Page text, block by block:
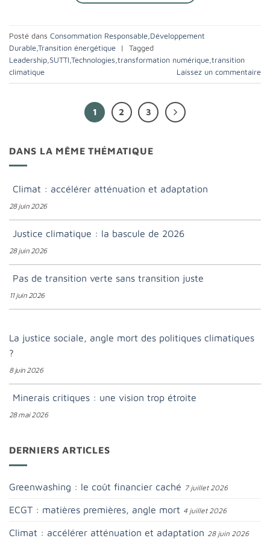
Posté dans Consommation Responsable Développement
Durable Transition énergétique |
Tagged
Leadership SUTTI Technologies transformation numérique transition
climatique
Laissez un commentaire
1 2 3
DANS LA MÊME THÉMATIQUE
Climat : accélérer atténuation et adaptation
28 juin 2026
Justice climatique : la bascule de 2026
28 juin 2026
Pas de transition verte sans transition juste
11 juin 2026
La justice sociale, angle mort des politiques climatiques
?
8 juin 2026
Minerais critiques : une vision trop étroite
28 mai 2026
DERNIERS ARTICLES
Greenwashing : le coût financier caché 7 juillet 2026
ECGT : matières premières, angle mort 4 juillet 2026
Climat : accélérer atténuation et adaptation 28 juin 2026